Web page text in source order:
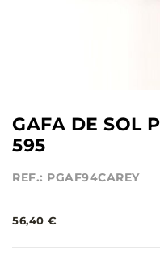
GAFA DE SOL
595
REF.: PGAF94CAREY
56,40 €